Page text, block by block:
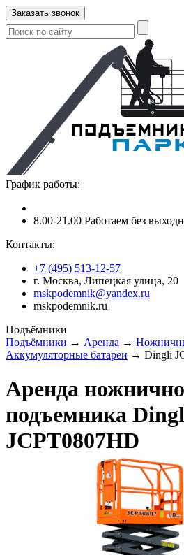
Заказать звонок
График работы:
8.00-21.00 Работаем без
Контакты:
+7 (495) 513-12-57
г. Москва, Липецкая улица, 20
mskpodemnik@yandex.ru
mskpodemnik.ru
Подъёмники
Подъёмники → Аренда →
Аккумуляторные батареи → Dingli
Аренда
подъемника
JCPT0807HD